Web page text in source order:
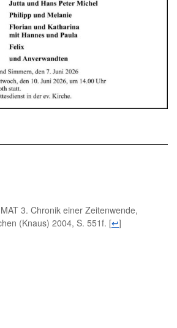
3. Chronik einer Zeitenwende,
(Knaus) 2004, S. 551f. [↩]